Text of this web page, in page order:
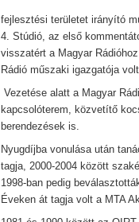
fejlesztési területet irányító
4. Stúdió, az első
visszatért a Magyar
Rádió műszaki igazgatója
Vezetése alatt a Magyar
kapcsolóterem, közvetítő
berendezések is.
Nyugdíjba vonulása után
tagja, 2000-2004 között
1998-ban pedig
Éveken át tagja volt a MTA